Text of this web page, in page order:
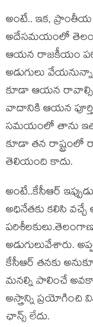
అంటే.. ఇక‌,
అదేస‌మ‌యంలో
ఆయ‌న రాజ‌కీయం
అడుగులు
కూడా ఆయన రావాల్సి
వాదానికి ఆయ‌న
స‌మ‌యంలో తాను ఇత‌ర
కూడా తన
తెలియంది కాదు.
అంటే..కేసీఆర్
అధినేత‌కు క‌లిసి
అడుగులువేశారు.
కేసీఆర్ త‌న‌కు
మ‌న‌ల్ని పాలించే
అస్త్రాన్ని ప్ర‌యోగించి
ఛాన్స్ లేదు.